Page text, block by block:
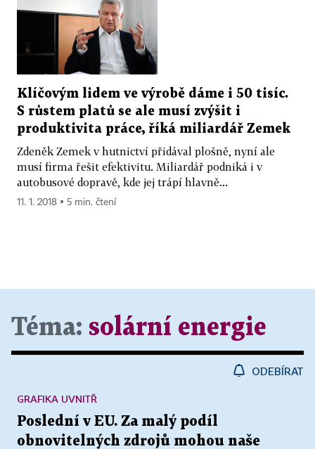
Klíčovým lidem ve výrobě dáme i 50 tisíc.
S růstem platů se ale musí zvýšit i
produktivita práce, říká miliardář Zemek
Zdeněk Zemek v hutnictví přidával plošně, nyní ale
musí firma řešit efektivitu. Miliardář podniká i v
autobusové dopravě, kde jej trápí hlavně...
11. 1. 2018 ▪ 5 min. čtení
Téma: solární energie
ODEBÍRAT
Poslední v EU. Za malý podíl
obnovitelných zdrojů mohou naše
GRAFIKA UVNITŘ